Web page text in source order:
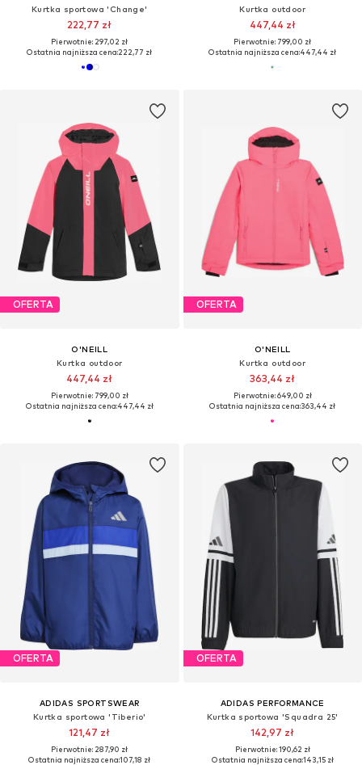
Kurtka sportowa 'Change'
222,77 zł
Pierwotnie: 297,02 zł
Ostatnia najniższa cena:222,77 zł
Kurtka outdoor
447,44 zł
Pierwotnie: 799,00 zł
Ostatnia najniższa cena:447,44 zł
OFERTA
O'NEILL
Kurtka outdoor
447,44 zł
Pierwotnie: 799,00 zł
Ostatnia najniższa cena:447,44 zł
OFERTA
O'NEILL
Kurtka outdoor
363,44 zł
Pierwotnie: 649,00 zł
Ostatnia najniższa cena:363,44 zł
OFERTA
ADIDAS SPORTSWEAR
Kurtka sportowa 'Tiberio'
121,47 zł
Pierwotnie: 287,90 zł
Ostatnia najniższa cena:107,18 zł
OFERTA
ADIDAS PERFORMANCE
Kurtka sportowa 'Squadra 25'
142,97 zł
Pierwotnie: 190,62 zł
Ostatnia najniższa cena:143,15 zł